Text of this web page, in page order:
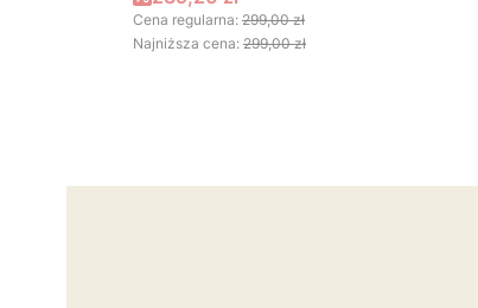
Cena regularna: 299,00 zł
Najniższa cena: 299,00 zł